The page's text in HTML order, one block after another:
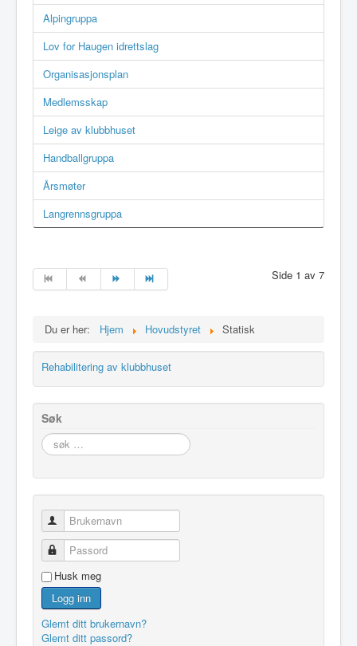
Alpingruppa
Lov for Haugen idrettslag
Organisasjonsplan
Medlemsskap
Leige av klubbhuset
Handballgruppa
Årsmøter
Langrennsgruppa
Side 1 av 7
Du er her: Hjem Hovudstyret Statisk
Rehabilitering av klubbhuset
Søk
søk
…
Brukernavn
Passord
Husk meg
Logg inn
Glemt ditt brukernavn?
Glemt ditt passord?